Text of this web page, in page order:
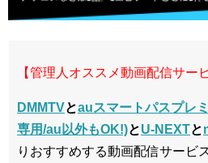
【管理人オススメ動画配信サー
DMMTVとauスマートパスプレ
専用/au以外もOK!)とU-NEXTと
りおすすめする動画配信サービ